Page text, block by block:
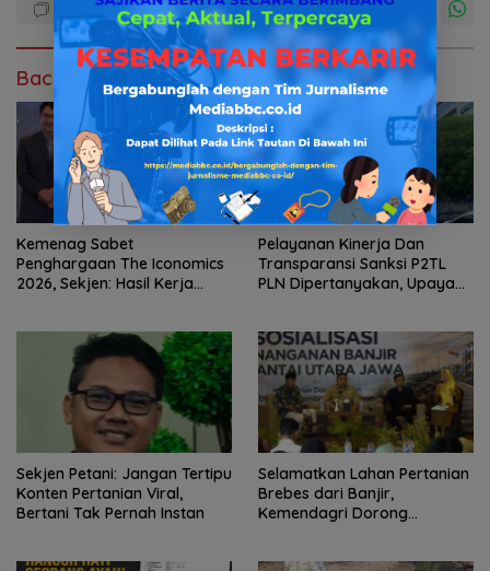
Baca Juga
Kemenag Sabet
Penghargaan The Iconomics
2026, Sekjen: Hasil Kerja
Pelayanan Kinerja Dan
Transparansi Sanksi P2TL
PLN Dipertanyakan, Upaya
Sekjen Petani: Jangan Tertipu
Konten Pertanian Viral,
Bertani Tak Pernah Instan
Selamatkan Lahan Pertanian
Brebes dari Banjir,
Kemendagri Dorong